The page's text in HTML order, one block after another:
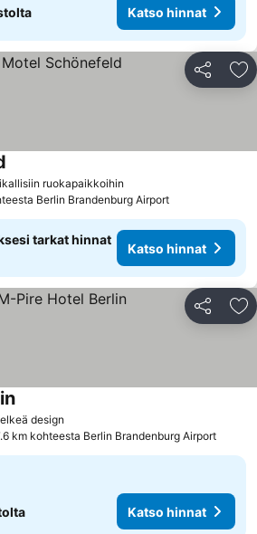
Katso hinnat
Jaa
ruokapaikkoihin
Berlin Brandenburg Airport
tarkat hinnat
Katso hinnat
Jaa
design
Katso hinnat
km kohteesta Berlin Brandenburg Airport
Katso hinnat